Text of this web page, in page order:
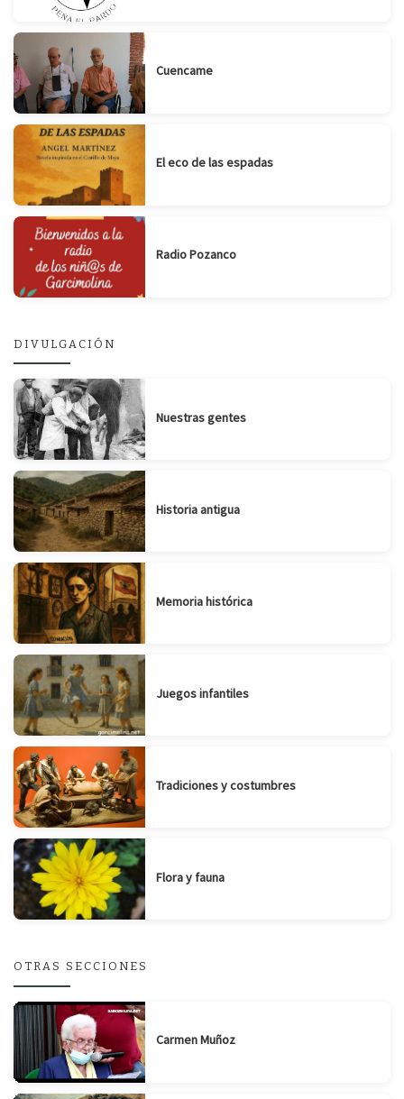
Cuencame
El eco de las espadas
Radio Pozanco
DIVULGACIÓN
Nuestras gentes
Historia antigua
Memoria histórica
Juegos infantiles
Tradiciones y costumbres
Flora y fauna
OTRAS SECCIONES
Carmen Muñoz